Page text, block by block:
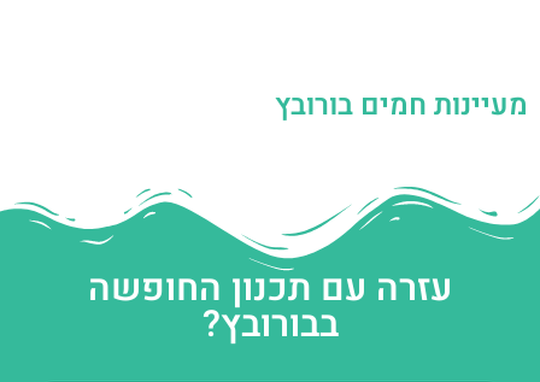
מעיינות חמים בורובץ
עזרה עם תכנון החופשה
בבורובץ?